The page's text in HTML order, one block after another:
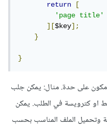
return
[
'page title'
][$key];
}
}
على حدة. مثال: يمكن جلب
او كترويسة في الطلب. يمكن
وتحميل الملف المناسب بحسب